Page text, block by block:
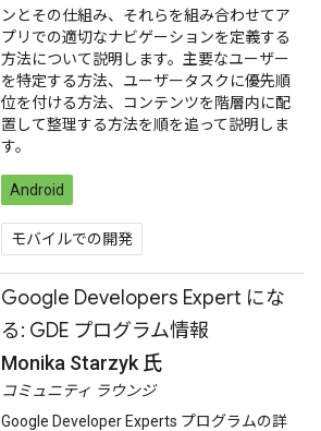
ンとその仕組み、それらを組み合わせてア
プリでの適切なナビゲーションを定義する
方法について説明します。主要なユーザー
を特定する方法、ユーザータスクに優先順
位を付ける方法、コンテンツを階層内に配
置して整理する方法を順を追って説明しま
す。
Android
モバイルでの開発
Google Developers Expert にな
る: GDE プログラム情報
Monika Starzyk 氏
コミュニティ ラウンジ
Google Developer Experts プログラムの詳